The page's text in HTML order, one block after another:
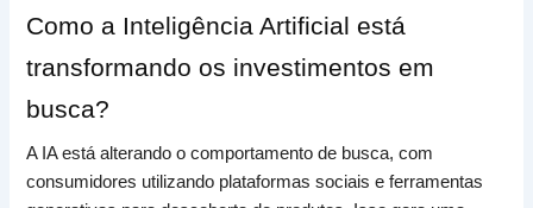
Como a Inteligência Artificial está
transformando os investimentos em
busca?
A IA está alterando o comportamento de busca, com
consumidores utilizando plataformas sociais e ferramentas